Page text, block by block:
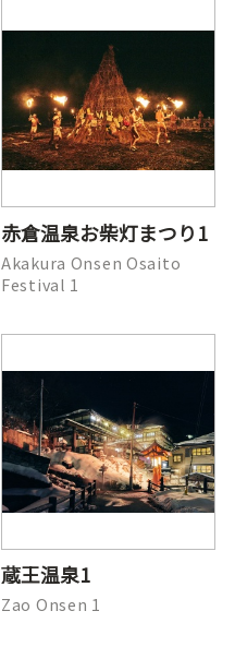
赤倉温泉お柴灯まつり1
Akakura Onsen Osaito
Festival 1
蔵王温泉1
Zao Onsen 1